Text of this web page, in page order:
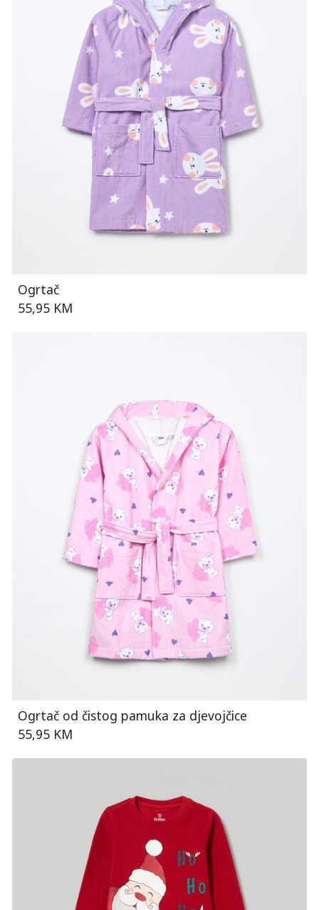
Ogrtač
55,95 KM
Ogrtač od čistog pamuka za djevojčice
55,95 KM